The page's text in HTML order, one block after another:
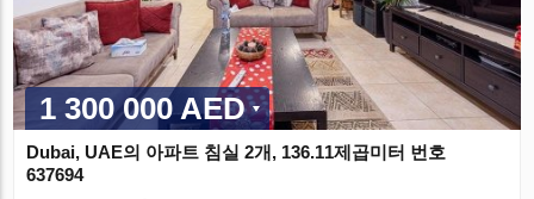
1 300 000 AED
Dubai, UAE의 아파트 침실 2개, 136.11제곱미터 번호
637694